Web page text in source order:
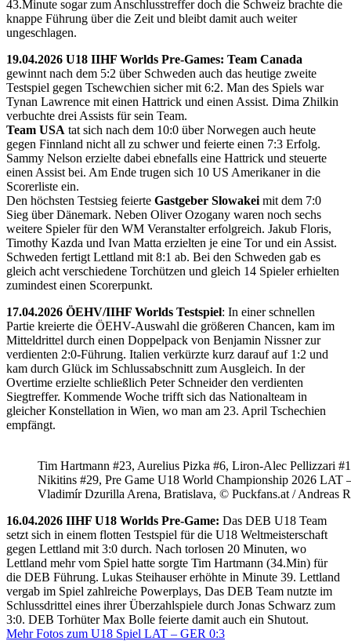
43.Minute sogar zum Anschlusstreffer doch die Schweiz brachte die
knappe Führung über die Zeit und bleibt damit auch weiter
ungeschlagen.
19.04.2026 U18 IIHF Worlds Pre-Games: Team Canada
gewinnt nach dem 5:2 über Schweden auch das heutige zweite
Testspiel gegen Tschewchien sicher mit 6:2. Man des Spiels war
Tynan Lawrence mit einen Hattrick und einen Assist. Dima Zhilkin
verbuchte drei Assists für sein Team.
Team USA tat sich nach dem 10:0 über Norwegen auch heute
gegen Finnland nicht all zu schwer und feierte einen 7:3 Erfolg.
Sammy Nelson erzielte dabei ebnefalls eine Hattrick und steuerte
einen Assist bei. Am Ende trugen sich 10 US Amerikaner in die
Scorerliste ein.
Den höchsten Testsieg feierte Gastgeber Slowakei mit dem 7:0
Sieg über Dänemark. Neben Oliver Ozogany waren noch sechs
weitere Spieler für den WM Veranstalter erfolgreich. Jakub Floris,
Timothy Kazda und Ivan Matta erzielten je eine Tor und ein Assist.
Schweden fertigt Lettland mit 8:1 ab. Bei den Schweden gab es
gleich acht verschiedene Torchützen und gleich 14 Spieler erhielten
zumindest einen Scorerpunkt.
17.04.2026 ÖEHV/IIHF Worlds Testspiel: In einer schnellen
Partie kreierte die ÖEHV-Auswahl die größeren Chancen, kam im
Mitteldrittel durch einen Doppelpack von Benjamin Nissner zur
verdienten 2:0-Führung. Italien verkürzte kurz darauf auf 1:2 und
kam durch Glück im Schlussabschnitt zum Ausgleich. In der
Overtime erzielte schließlich Peter Schneider den verdienten
Siegtreffer. Kommende Woche trifft sich das Nationalteam in
gleicher Konstellation in Wien, wo man am 23. April Tschechien
empfängt.
Tim Hartmann #23, Aurelius Pizka #6, Liron-Alec Pellizzari
Nikitins #29, Pre Game U18 World Championship 2026 LAT
Vladimír Dzurilla Arena, Bratislava, © Puckfans.at / Andreas
16.04.2026 IIHF U18 Worlds Pre-Game: Das DEB U18 Team
setzt sich in einem flotten Testspiel für die U18 Weltmeisterschaft
gegen Lettland mit 3:0 durch. Nach torlosen 20 Minuten, wo
Lettland mehr vom Spiel hatte sorgte Tim Hartmann (34.Min) für
die DEB Führung. Lukas Steihauser erhöhte in Minute 39. Lettland
vergab im Spiel zahlreiche Powerplays, Das DEB Team nutzte im
Schlussdrittel eines ihrer Überzahlspiele durch Jonas Schwarz zum
3:0. DEB Torhüter Max Bolle feierte damit auch ein Shutout.
Mehr Fotos zum U18 Spiel LAT – GER 0:3